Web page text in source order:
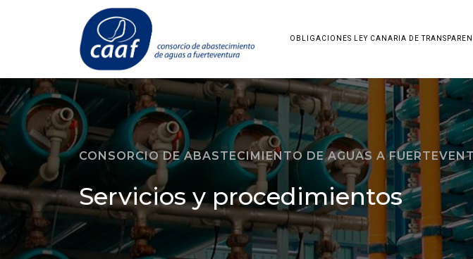
OBLIGACIONES LEY CANARIA DE
CONSORCIO DE ABASTECIMIENTO DE AGUAS A
Servicios y procedimientos